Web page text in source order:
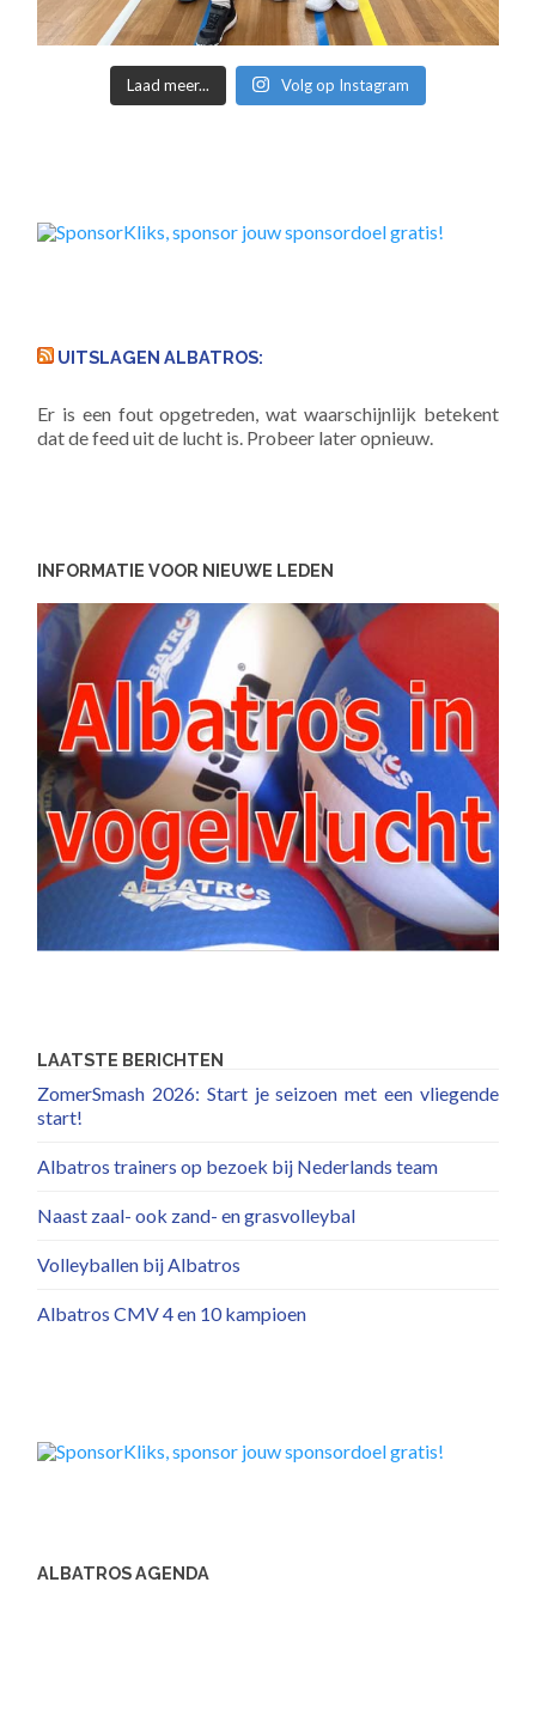
Laad meer... Volg op Instagram
UITSLAGEN ALBATROS:
Er is een fout opgetreden, wat waarschijnlijk betekent
dat de feed uit de lucht is. Probeer later opnieuw.
INFORMATIE VOOR NIEUWE LEDEN
LAATSTE BERICHTEN
ZomerSmash 2026: Start je seizoen met een vliegende
start!
Albatros trainers op bezoek bij Nederlands team
Naast zaal- ook zand- en grasvolleybal
Volleyballen bij Albatros
Albatros CMV 4 en 10 kampioen
ALBATROS AGENDA